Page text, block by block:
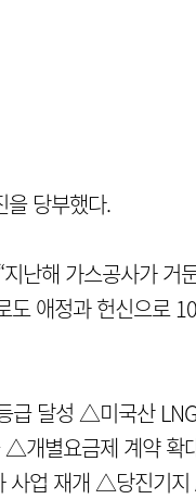
을 당부했다.
난해 가스공사가 거
도 애정과 헌신으로
급 달성 △미국산
△개별요금제 계약
업 재개 △당진기지